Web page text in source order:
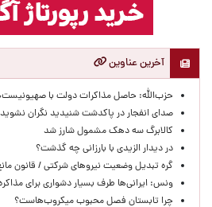
آخرین عناوین
حزب‌الله: حاصل مذاکرات دولت با
صدای انفجار در پاکدشت شنیدید نگران نشوید
کالابرگ سه دهک مشمول شارز شد
در دیدار الزیدی با بارزانی چه گذشت؟
گره تبدیل وضعیت نیروهای شرکتی / قانون
ونس: ایرانی‌ها طرف بسیار دشواری برای
چرا تابستان فصل محبوب میکروب‌هاست؟